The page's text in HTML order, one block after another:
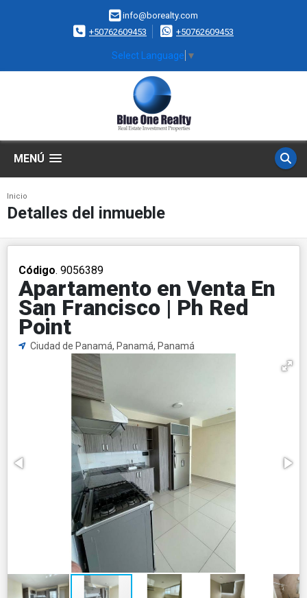
info@borealty.com
+50762609453
+50762609453
Select Language ▼
MENÚ
Inicio
Detalles del inmueble
Código. 9056389
Apartamento en Venta En
San Francisco | Ph Red
Point
Ciudad de Panamá, Panamá, Panamá